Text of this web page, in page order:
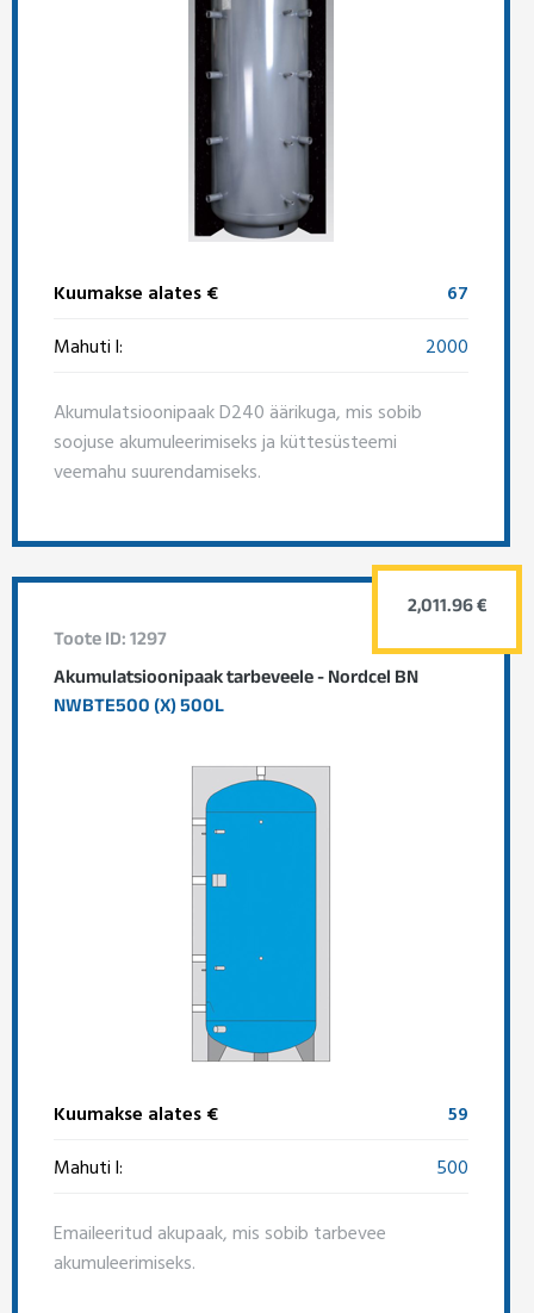
Kuumakse alates €
67
Mahuti l:
2000
Akumulatsioonipaak D240 äärikuga, mis sobib
soojuse akumuleerimiseks ja küttesüsteemi
veemahu suurendamiseks.
Toote ID: 1297
Akumulatsioonipaak tarbeveele - Nordcel BN
NWBTE500 (X) 500L
Kuumakse alates €
59
Mahuti l:
500
Emaileeritud akupaak, mis sobib tarbevee
akumuleerimiseks.
2,011.96 €